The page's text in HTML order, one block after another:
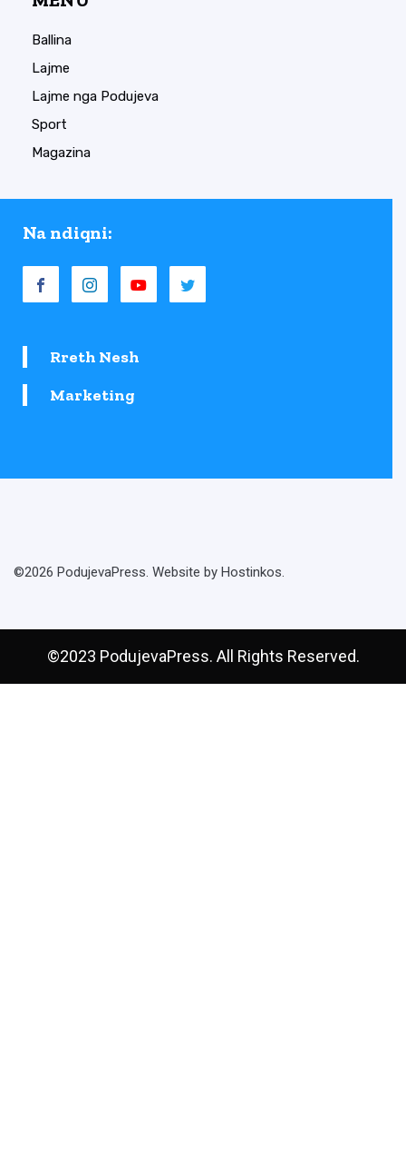
Ballina
Lajme
Lajme nga Podujeva
Sport
Magazina
Na ndiqni:
Rreth Nesh
Marketing
©2026 PodujevaPress. Website by Hostinkos.
©2023 PodujevaPress. All Rights Reserved.